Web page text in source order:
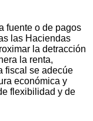
fuente o de pagos
las Haciendas
la detracción
la renta,
fiscal se adecúe
económica y
flexibilidad y de